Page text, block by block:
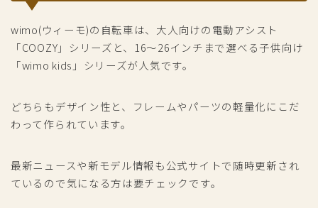
wimo(ウィーモ)の自転車は、大人向けの電動アシスト
「COOZY」シリーズと、16〜26インチまで選べる子供向け
「wimo kids」シリーズが人気です。
どちらもデザイン性と、フレームやパーツの軽量化にこだ
わって作られています。
最新ニュースや新モデル情報も公式サイトで随時更新され
ているので気になる方は要チェックです。